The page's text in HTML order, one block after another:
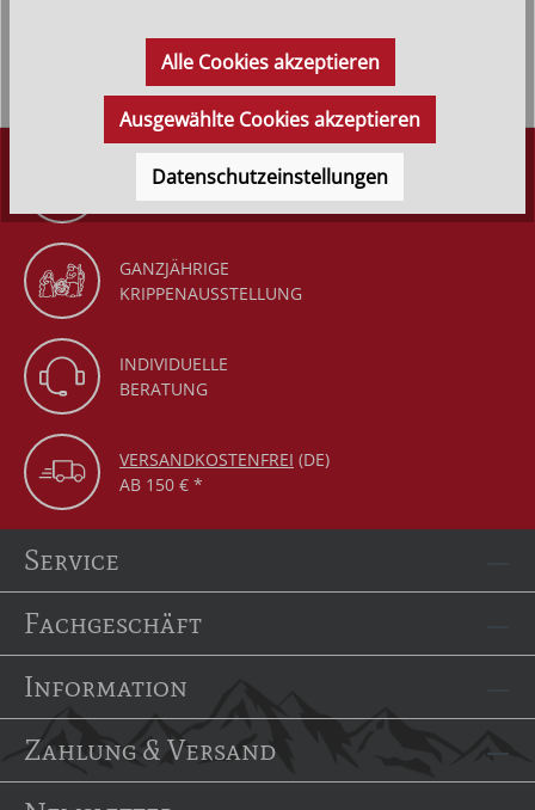
DÜRR KRIPPEN
SEIT 1977
GANZJÄHRIGE
KRIPPENAUSSTELLUNG
INDIVIDUELLE
BERATUNG
VERSANDKOSTENFREI (DE)
AB 150 € *
Service
Fachgeschäft
Information
Zahlung & Versand
Alle Cookies akzeptieren
Ausgewählte Cookies akzeptieren
Datenschutzeinstellungen